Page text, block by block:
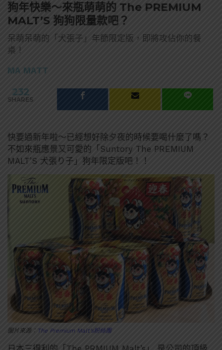
狗年快樂～來瓶萌萌的 The PREMIUM
MALT’S 狗狗限量款吧？
呆萌呆萌的「犬張子」年節限定版，即將攻佔你的餐
桌！
MA MATT
232
SHARES
快要過新年啦～已經想好除夕夜的時候要喝什麼了嗎？
不如來瓶應景又可愛的「Suntory The PREMIUM
MALT’S 犬張り子」狗年限定版吧！！
圖片來源： The Premium Malt’s粉絲團